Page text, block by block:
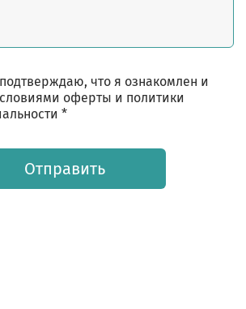
что я ознакомлен и
оферты и политики
*
Отправить